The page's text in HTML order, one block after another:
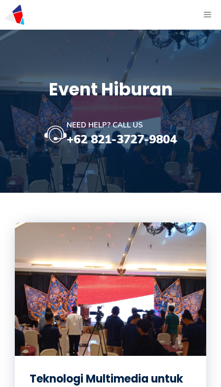
Event Hiburan
NEED HELP? CALL US
+62 821-3727-9804
Teknologi Multimedia untuk